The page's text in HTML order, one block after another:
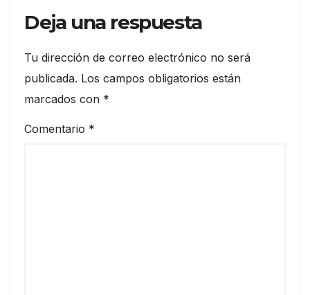
Deja una respuesta
Tu dirección de correo electrónico no será
publicada. Los campos obligatorios están
marcados con *
Comentario *